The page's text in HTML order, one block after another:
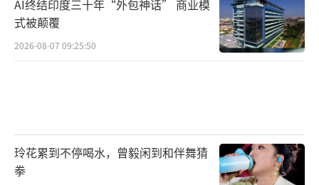
AI终结印度三十年“外包神话” 商业模
式被颠覆
2026-08-07 09:25:50
玲花累到不停喝水，曾毅闲到和伴舞猜
拳